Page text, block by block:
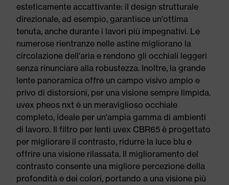
esteticamente accattivante: il design strutturale
direzionale, ad esempio, garantisce un'ottima
tenuta, anche durante i lavori più impegnativi. Le
numerose rientranze nelle astine migliorano la
circolazione dell'aria e rendono gli occhiali leggeri
senza rinunciare alla robustezza. Inoltre, la grande
lente panoramica offre un campo visivo ampio e
privo di distorsioni, per una visione sempre limpida.
uvex pheos nxt è un meraviglioso occhiale
completo, ideale per un'ampia gamma di ambienti
di lavoro. Il filtro per lenti uvex CBR65 è progettato
per migliorare il contrasto, ridurre la luce blu e
offrire una visione rilassata. Il miglioramento del
contrasto consente una migliore percezione della
profondità e dei colori, portando a una visione più